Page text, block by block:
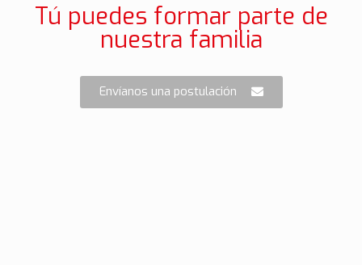
Tú puedes formar parte de
nuestra familia
Envíanos una postulación